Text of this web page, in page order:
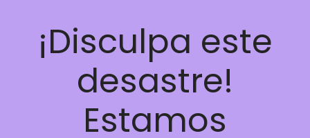
¡Disculpa este
desastre!
Estamos